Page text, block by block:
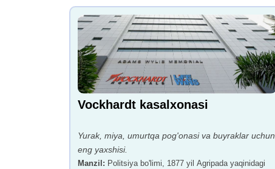
Vockhardt kasalxonasi
Yurak, miya, umurtqa pog'onasi va buyraklar uchun
eng yaxshisi.
Manzil : Politsiya bo'limi, 1877 yil Agripada yaqinidagi